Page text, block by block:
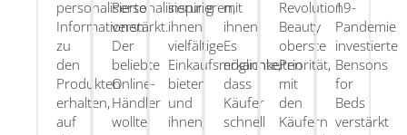
personalisierte
Informationen
zu
den
Produkten
erhalten,
auf
Personalisierung
verstärkt.
Der
beliebte
Online-
Händler
wollte
inspirieren,
ihnen
vielfältige
Einkaufsmöglichkeiten
bieten
und
ihnen,
mit
ihnen.
Es
erkannte,
dass
Käufer
schnell
Revolution
Beauty
oberste
Priorität,
mit
den
Käufern
19-
Pandemie
investierte
Bensons
for
Beds
verstärkt